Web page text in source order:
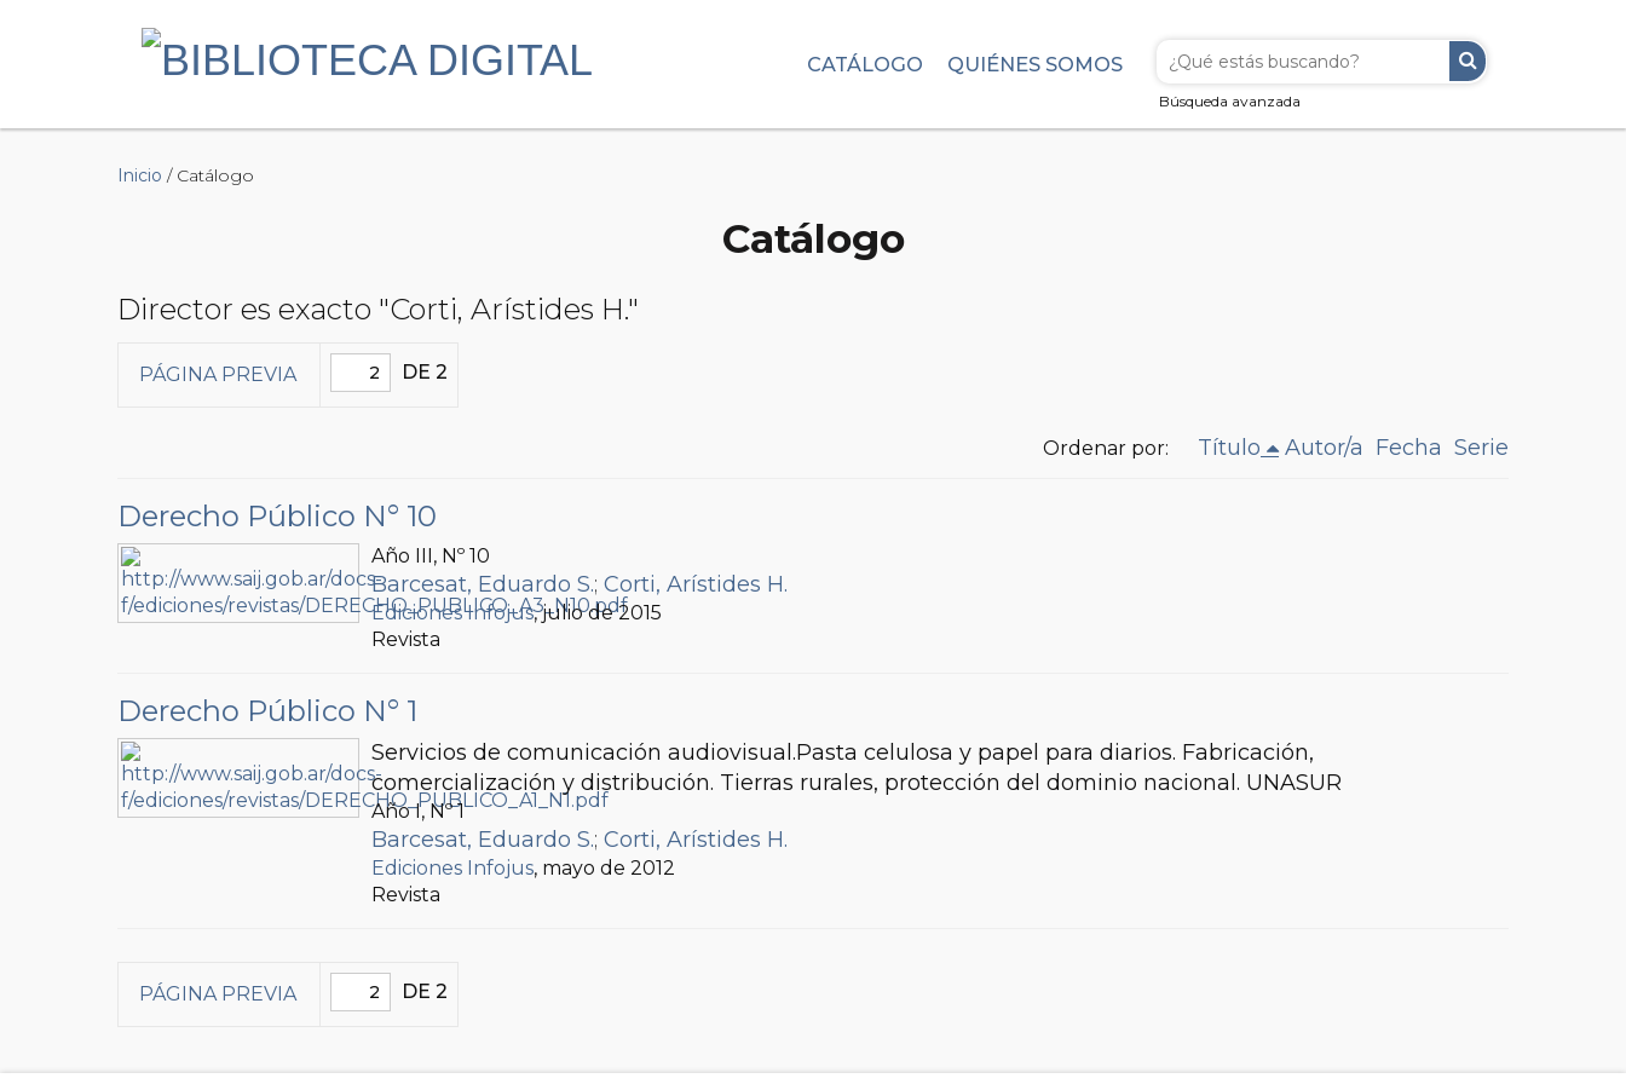
Búsqueda avanzada
CATÁLOGO QUIÉNES SOMOS
Inicio / Catálogo
Catálogo
Director es exacto "Corti, Arístides H."
PÁGINA PREVIA DE 2
Ordenar por: Título Autor/a Fecha Serie
Derecho Público N° 10
Año III, Nº 10
Barcesat, Eduardo S.; Corti, Arístides H.
Ediciones Infojus, julio de 2015
Revista
Derecho Público N° 1
Servicios de comunicación audiovisual.Pasta celulosa y papel para diarios. Fabricación,
comercialización y distribución. Tierras rurales, protección del dominio nacional. UNASUR
Año I, Nº1
Barcesat, Eduardo S.; Corti, Arístides H.
Ediciones Infojus, mayo de 2012
Revista
PÁGINA PREVIA DE 2